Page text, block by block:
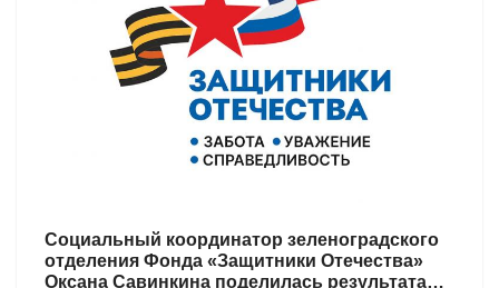
Социальный координатор зеленоградского
отделения Фонда «Защитники Отечества»
Оксана Савинкина поделилась результатами